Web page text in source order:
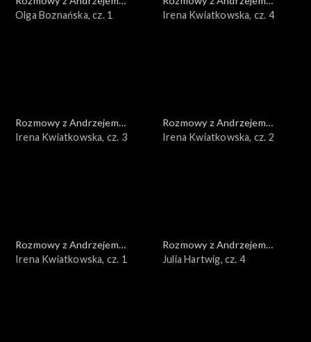
Doboszem
Olga Boznańska, cz. 1
Doboszem
Irena Kwiatkowska, cz. 4
Rozmowy z Andrzejem
Doboszem
Irena Kwiatkowska, cz. 3
Rozmowy z Andrzejem
Doboszem
Irena Kwiatkowska, cz. 2
Rozmowy z Andrzejem
Doboszem
Irena Kwiatkowska, cz. 1
Rozmowy z Andrzejem
Doboszem
Julia Hartwig, cz. 4